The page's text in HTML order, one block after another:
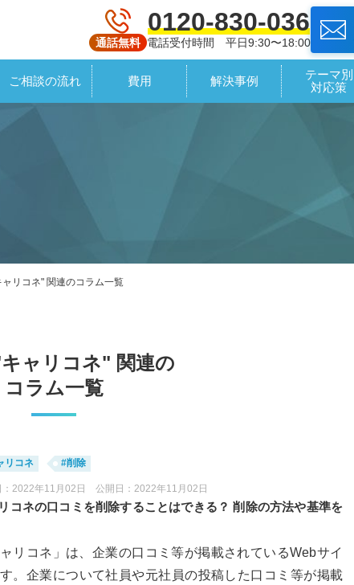
通話無料
0120-830-036
電話受付時間 平日9:30〜18:00
ご相談の流れ 費用 解決事例
テーマ別
対応策
ャリコネ" 関連のコラム一覧
ャリコネ" 関連の
コラム一覧
：2022年11月02日 公開日：2022年11月02日
コネの口コミを削除することはできる？ 削除の方法や基準を
ャリコネ」は、企業の口コミ等が掲載されているWebサイ
す。企業について社員や元社員の投稿した口コミ等が掲載
リコネ #削除